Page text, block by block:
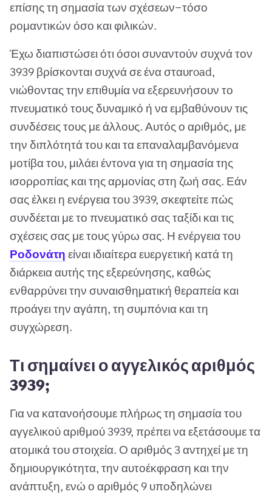
επίσης τη σημασία των σχέσεων—τόσο
ρομαντικών όσο και φιλικών.
Έχω διαπιστώσει ότι όσοι συναντούν συχνά τον
3939 βρίσκονται συχνά σε ένα σταυroad,
νιώθοντας την επιθυμία να εξερευνήσουν το
πνευματικό τους δυναμικό ή να εμβαθύνουν τις
συνδέσεις τους με άλλους. Αυτός ο αριθμός, με
την διπλότητά του και τα επαναλαμβανόμενα
μοτίβα του, μιλάει έντονα για τη σημασία της
ισορροπίας και της αρμονίας στη ζωή σας. Εάν
σας έλκει η ενέργεια του 3939, σκεφτείτε πώς
συνδέεται με το πνευματικό σας ταξίδι και τις
σχέσεις σας με τους γύρω σας. Η ενέργεια του
Ροδονάτη είναι ιδιαίτερα ευεργετική κατά τη
διάρκεια αυτής της εξερεύνησης, καθώς
ενθαρρύνει την συναισθηματική θεραπεία και
προάγει την αγάπη, τη συμπόνια και τη
συγχώρεση.
Τι σημαίνει ο αγγελικός αριθμός
3939;
Για να κατανοήσουμε πλήρως τη σημασία του
αγγελικού αριθμού 3939, πρέπει να εξετάσουμε τα
ατομικά του στοιχεία. Ο αριθμός 3 αντηχεί με τη
δημιουργικότητα, την αυτοέκφραση και την
ανάπτυξη, ενώ ο αριθμός 9 υποδηλώνει